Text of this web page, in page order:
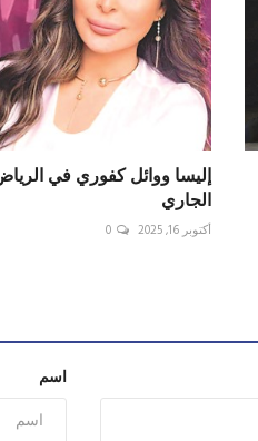
الجاري
أكتوبر 16, 2025 0
اسم